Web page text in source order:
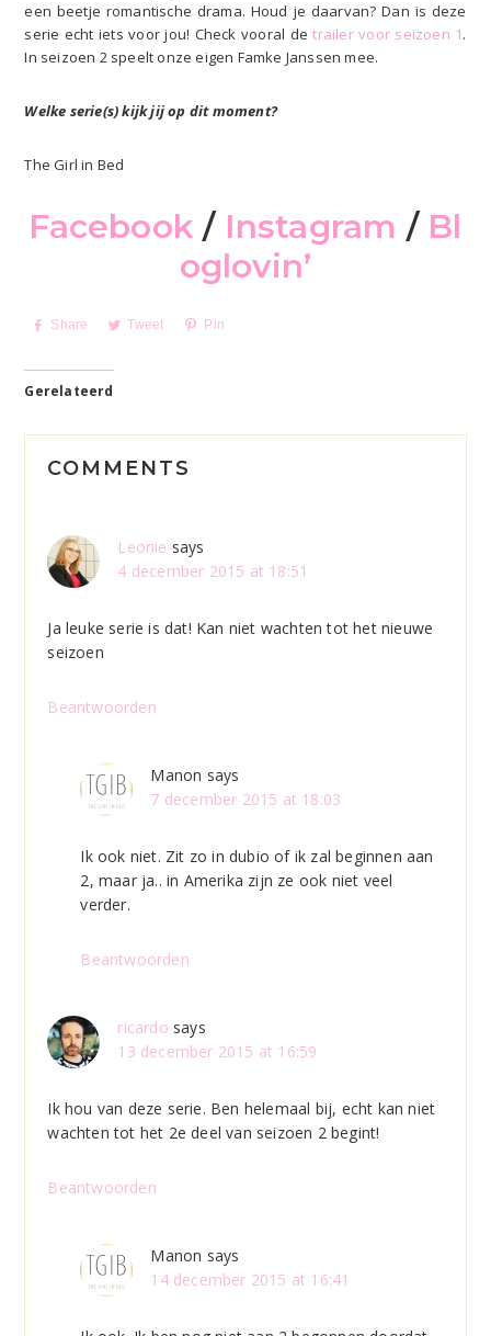
een beetje romantische drama. Houd je daarvan? Dan is deze
serie echt iets voor jou! Check vooral detrailer voor seizoen 1.
In seizoen 2 speelt onze eigen Famke Janssen mee.
Welke serie(s) kijk jij op dit moment?
The Girl in Bed
Facebook / Instagram / Bl
oglovin’
Share Tweet Pin
Gerelateerd
Reader
COMMENTS
Leonie says
4 december 2015 at 18:51
Ja leuke serie is dat! Kan niet wachten tot het nieuwe
seizoen
Beantwoorden
Manon says
7 december 2015 at 18:03
Ik ook niet. Zit zo in dubio of ik zal beginnen aan
2, maar ja.. in Amerika zijn ze ook niet veel
verder.
Beantwoorden
ricardo says
13 december 2015 at 16:59
Ik hou van deze serie. Ben helemaal bij, echt kan niet
wachten tot het 2e deel van seizoen 2 begint!
Beantwoorden
Manon says
14 december 2015 at 16:41